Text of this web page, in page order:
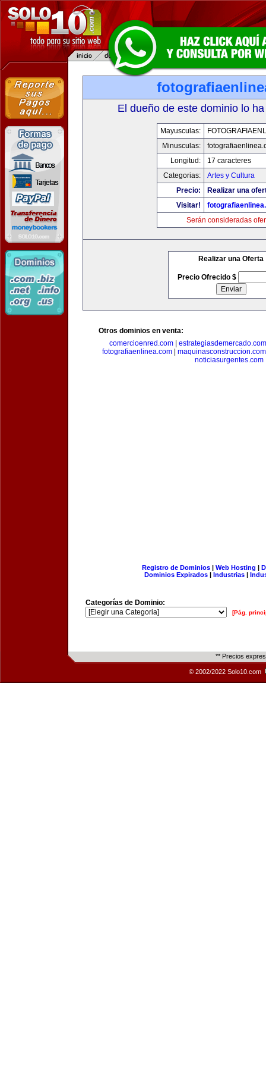
El dueño de este dominio lo
Mayusculas:
Minusculas:
Longitud:
17 caracteres
Categorias:
Artes y Cultura
Precio:
Realizar una
Visitar!
Serán consideradas
Realizar una Oferta
Precio Ofrecido $
Otros dominios en venta:
comercioenred.com| estrategiasdemercado.com
fotografiaenlinea.com
maquinasconstruccion.com
noticiasurgentes.com
Registro de Dominios| Web Hosting |
Dominios Expirados | Industrias |
Categorías de Dominio:
[Pág.
** Precios
© 2002/2022 Solo10.com